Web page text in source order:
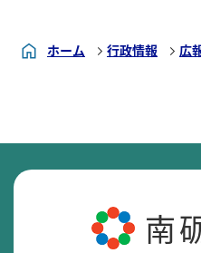
ホーム 行政情報 広
南